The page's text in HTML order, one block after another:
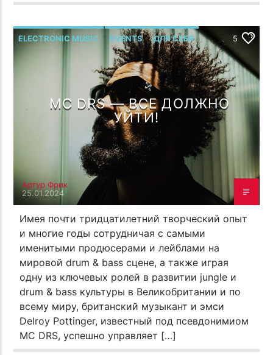
ELECTRONIC MUSIC EVENTS ДЛЯ СЕБЯ 5
MC DRS — ВСЕ ДОЛЖНО
УЙТИ!
Артур Фрик
25.01.2024
Имея почти тридцатилетний творческий опыт
и многие годы сотрудничая с самыми
именитыми продюсерами и лейблами на
мировой drum & bass сцене, а также играя
одну из ключевых ролей в развитии jungle и
drum & bass культуры в Великобритании и по
всему миру, британский музыкант и эмси
Delroy Pottinger, известный под псевдонимиом
MC DRS, успешно управляет […]